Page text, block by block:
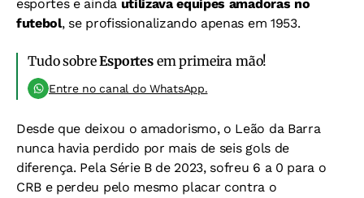
esportes e ainda utilizava equipes amadoras no
futebol, se profissionalizando apenas em 1953.
Tudo sobreEsportesem primeira mão!
Entre no canal do WhatsApp.
Desde que deixou o amadorismo, o Leão da Barra
nunca havia perdido por mais de seis gols de
diferença. Pela Série B de 2023, sofreu 6 a 0 para o
CRB e perdeu pelo mesmo placar contra o